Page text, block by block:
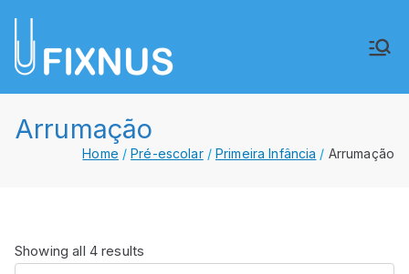
para
Arrumação
Home Pré-escolar Primeira Infância Arrumação
Showing all 4 results